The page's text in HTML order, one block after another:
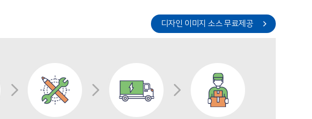
디자인 이미지 소스 무료제공